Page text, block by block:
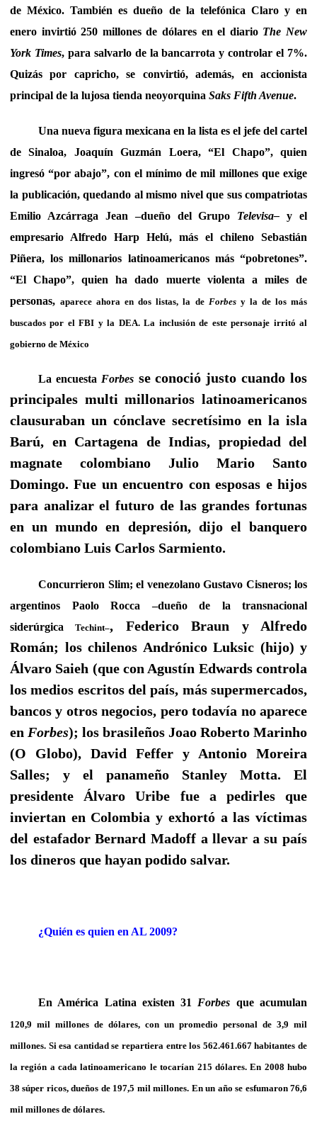
de México. También es dueño de la telefónica Claro y en
enero invirtió 250 millones de dólares en el diarioThe New
York Times, para salvarlo de la bancarrota y controlar el 7%.
Quizás por capricho, se convirtió, además, en accionista
principal de la lujosa tienda neoyorquina Saks Fifth Avenue.
Una nueva figura mexicana en la lista es el jefe del cartel
de Sinaloa, Joaquín Guzmán Loera, “El Chapo”, quien
ingresó “por abajo”, con el mínimo de mil millones que exige
la publicación, quedando al mismo nivel que sus compatriotas
Emilio Azcárraga Jean –dueño del Grupo Televisa– y el
empresario Alfredo Harp Helú, más el chileno Sebastián
Piñera, los millonarios latinoamericanos más “pobretones”.
“El Chapo”, quien ha dado muerte violenta a miles de
personas,aparece ahora en dos listas, la de Forbesy la de los más
buscados por el FBI y la DEA. La inclusión de este personaje irritó al
gobierno de México
La encuesta Forbesse conoció justo cuando los
principales multi millonarios latinoamericanos
clausuraban un cónclave secretísimo en la isla
Barú, en Cartagena de Indias, propiedad del
magnate colombiano Julio Mario Santo
Domingo. Fue un encuentro con esposas e hijos
para analizar el futuro de las grandes fortunas
en un mundo en depresión, dijo el banquero
colombiano Luis Carlos Sarmiento.
Concurrieron Slim; el venezolano Gustavo Cisneros; los
argentinos Paolo Rocca –dueño de la transnacional
siderúrgicaTechint–, Federico Braun y Alfredo
Román; los chilenos Andrónico Luksic (hijo) y
Álvaro Saieh (que con Agustín Edwards controla
los medios escritos del país, más supermercados,
bancos y otros negocios, pero todavía no aparece
en Forbes); los brasileños Joao Roberto Marinho
(O Globo), David Feffer y Antonio Moreira
Salles; y el panameño Stanley Motta. El
presidente Álvaro Uribe fue a pedirles que
inviertan en Colombia y exhortó a las víctimas
del estafador Bernard Madoff a llevar a su país
los dineros que hayan podido salvar.
¿Quién es quien en AL 2009?
En América Latina existen 31 Forbes que acumulan
120,9 mil millones de dólares, con un promedio personal de 3,9 mil
millones. Si esa cantidad se repartiera entre los 562.461.667 habitantes de
la región a cada latinoamericano le tocarían 215 dólares. En 2008 hubo
38 súper ricos, dueños de 197,5 mil millones. En un año se esfumaron 76,6
mil millones de dólares.